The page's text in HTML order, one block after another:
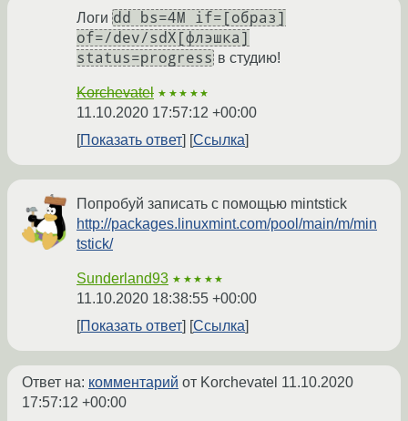
Логи dd bs=4M if=[образ]
of=/dev/sdX[флэшка]
status=progress в студию!
Korchevatel ★★★★★
11.10.2020 17:57:12 +00:00
Показать ответ
Ссылка
Попробуй записать с помощью mintstick
http://packages.linuxmint.com/pool/main/m/min
tstick/
Sunderland93 ★★★★★
11.10.2020 18:38:55 +00:00
Показать ответ
Ссылка
Ответ на: комментарий от Korchevatel 11.10.2020
17:57:12 +00:00